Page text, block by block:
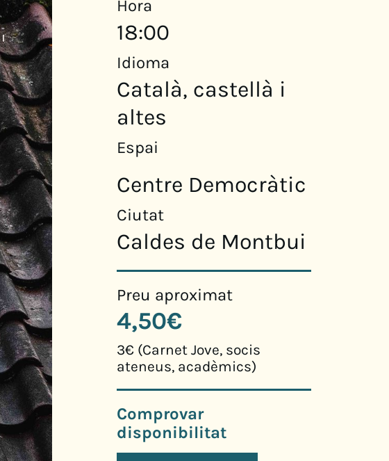
Hora
18:00
Idioma
Català, castellà i
altes
Espai
Centre Democràtic
Ciutat
Caldes de Montbui
Preu aproximat
4,50€
3€ (Carnet Jove, socis
ateneus, acadèmics)
Comprovar
disponibilitat